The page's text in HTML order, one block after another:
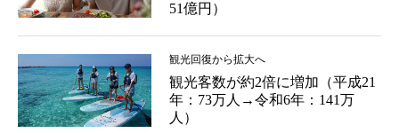
51億円）
観光回復から拡大へ
観光客数が約2倍に増加（平成21
年：73万人→令和6年：141万
人）